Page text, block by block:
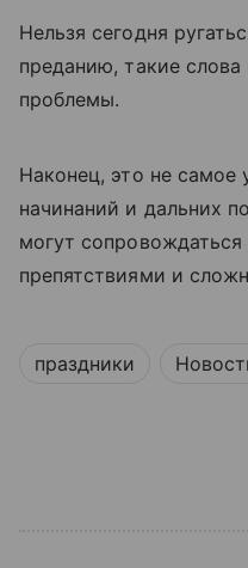
Нельзя сегодня
преданию, такие слова
проблемы.
Наконец, это не самое
начинаний и дальних
могут
препятствиями и
праздники